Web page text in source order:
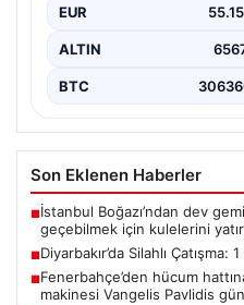
EUR 55.15
ALTIN
BTC
Son Eklenen Haberler
■İstanbul Boğazı’ndan dev
geçebilmek için kulelerini
■Diyarbakır’da Silahlı Çatışma:
■Fenerbahçe’den hücum
makinesi Vangelis Pavlidis